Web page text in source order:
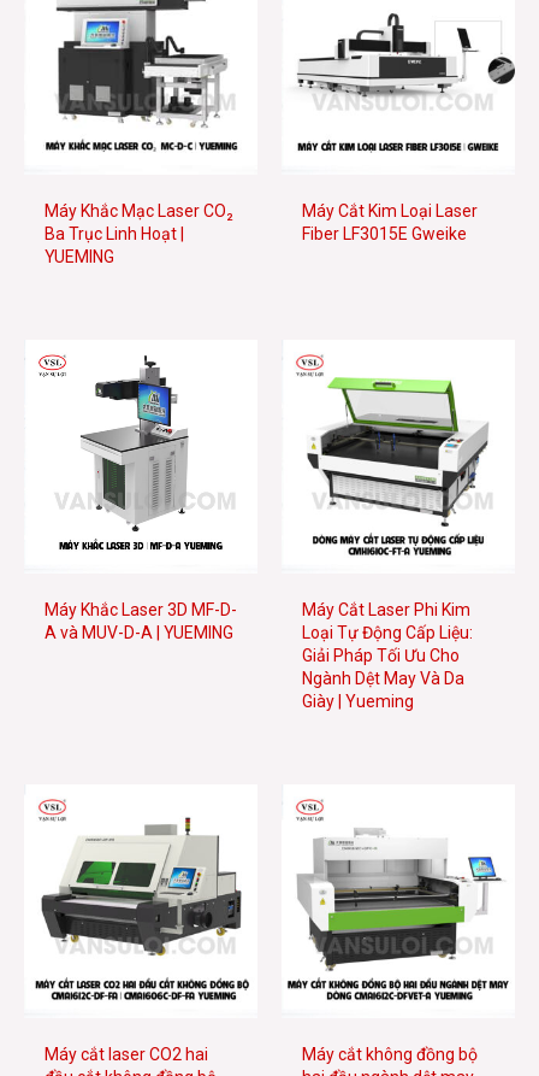
Máy Khắc Mạc Laser CO₂
Ba Trục Linh Hoạt |
YUEMING
Máy Cắt Kim Loại Laser
Fiber LF3015E Gweike
Máy Khắc Laser 3D MF-D-
A và MUV-D-A | YUEMING
Máy Cắt Laser Phi Kim
Loại Tự Động Cấp Liệu:
Giải Pháp Tối Ưu Cho
Ngành Dệt May Và Da
Giày | Yueming
Máy cắt laser CO2 hai
Máy cắt không đồng bộ